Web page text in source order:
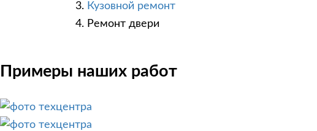
Кузовной ремонт
Ремонт двери
Примеры наших работ